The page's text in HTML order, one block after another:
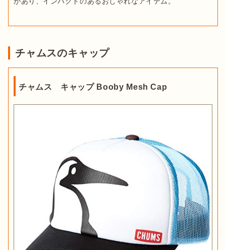
チャムスのキャップ
チャムス キャップ Booby Mesh Cap